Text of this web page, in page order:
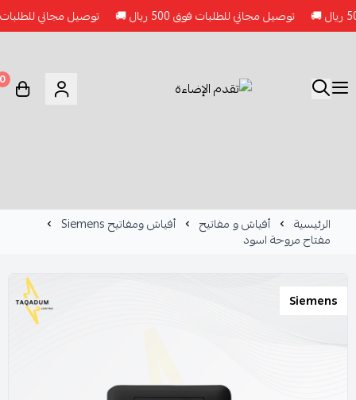
توصيل مجاني للطلبات فوق 500 ريال 🚚 توصيل مجاني للطلبات فوق 500
0
الرئيسية أفياش و مفاتيح أفياش ومفاتيح Siemens
مفتاح مروحة اسود
Siemens